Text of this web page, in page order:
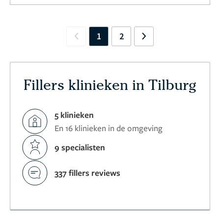
Previous
1 2 Next
Fillers klinieken in Tilburg
5 klinieken
En 16 klinieken in de omgeving
9 specialisten
337 fillers reviews